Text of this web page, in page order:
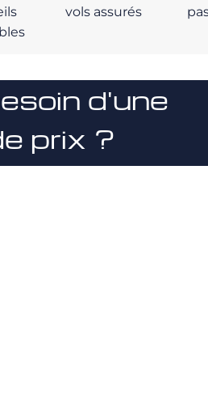
vols assurés
d'une
prix ?